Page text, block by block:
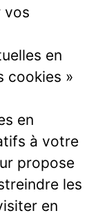
vos
en
cookies »
en
à votre
propose
les
en